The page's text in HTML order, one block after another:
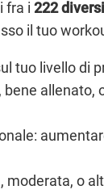
fra i 222
il tuo
tuo livello di
allenato,
moderata, o